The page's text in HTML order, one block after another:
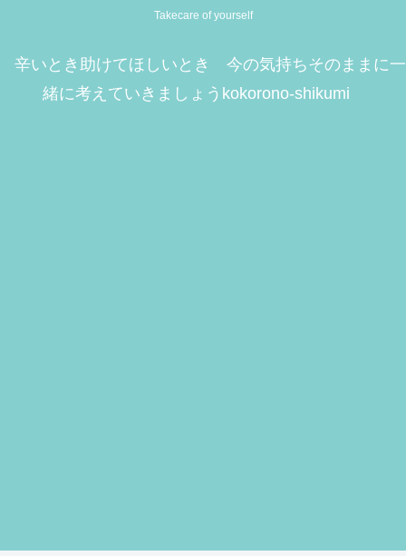
Takecare of yourself
辛いとき助けてほしいとき 今の気持ちそのままに一
緒に考えていきましょうkokorono-shikumi